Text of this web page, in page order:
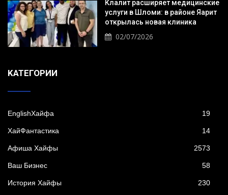
Клалит расширяет медицинские
услуги в Шломи: в районе Яарит
открылась новая клиника
02/07/2026
KАТЕГОРИИ
EnglishХайфа 19
XайФантастика 14
Афиша Хайфы 2573
Ваш Бизнес 58
История Хайфы 230